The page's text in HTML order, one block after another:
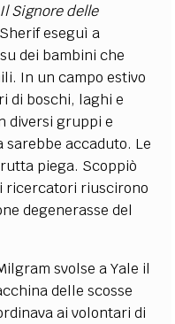
Il Signore delle
eseguì a
dei bambini che
In un campo estivo
di boschi, laghi e
diversi gruppi e
sarebbe accaduto. Le
piega. Scoppiò
ricercatori riuscirono
degenerasse del
svolse a Yale il
delle scosse
ai volontari di